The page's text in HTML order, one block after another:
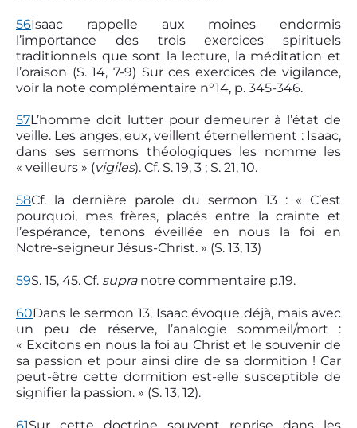
56Isaac rappelle aux moines endormis
l’importance des trois exercices spirituels
traditionnels que sont la lecture, la méditation et
l’oraison (S. 14, 7-9) Sur ces exercices de vigilance,
voir la note complémentaire n°14, p. 345-346.
57L’homme doit lutter pour demeurer à l’état de
veille. Les anges, eux, veillent éternellement : Isaac,
dans ses sermons théologiques les nomme les
« veilleurs » (vigiles). Cf. S. 19, 3 ; S. 21, 10.
58Cf. la dernière parole du sermon 13 : « C’est
pourquoi, mes frères, placés entre la crainte et
l’espérance, tenons éveillée en nous la foi en
Notre-seigneur Jésus-Christ. » (S. 13, 13)
59S. 15, 4­5. Cf. supranotre commentaire p.19.
60Dans le sermon 13, Isaac évoque déjà, mais avec
un peu de réserve, l’analogie sommeil/mort :
« Excitons en nous la foi au Christ et le souvenir de
sa passion et pour ainsi dire de sa dormition ! Car
peut-être cette dormition est-elle susceptible de
signifier la passion. » (S. 13, 12).
61Sur cette doctrine souvent reprise dans les